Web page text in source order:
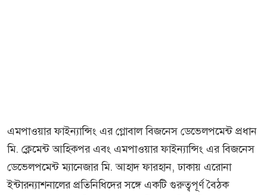
এমপাওয়ার ফাইন্যান্সিং এর গ্লোবাল বিজনেস ডেভেলপমেন্ট প্রধান
মি. ক্লেমেন্ট আহিক্পর এবং এমপাওয়ার ফাইন্যান্সিং এর বিজনেস
ডেভেলপমেন্ট ম্যানেজার মি. আহাদ ফারহান, ঢাকায় এরোনা
ইন্টারন্যাশনালের প্রতিনিধিদের সঙ্গে একটি গুরুত্বপূর্ণ বৈঠক